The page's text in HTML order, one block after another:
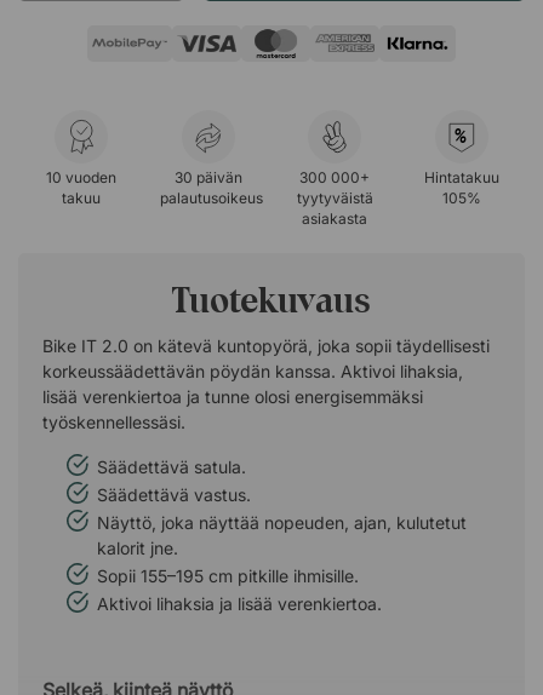
10 vuoden
takuu
30 päivän
palautusoikeus
300 000+
tyytyväistä
asiakasta
%
Hintatakuu
105%
Tuotekuvaus
Bike IT 2.0 on kätevä kuntopyörä, joka sopii täydellisesti
korkeussäädettävän pöydän kanssa. Aktivoi lihaksia,
lisää verenkiertoa ja tunne olosi energisemmäksi
työskennellessäsi.
Säädettävä satula.
Säädettävä vastus.
Näyttö, joka näyttää nopeuden, ajan, kulutetut
kalorit jne.
Sopii 155–195 cm pitkille ihmisille.
Aktivoi lihaksia ja lisää verenkiertoa.
Selkeä, kiinteä näyttö